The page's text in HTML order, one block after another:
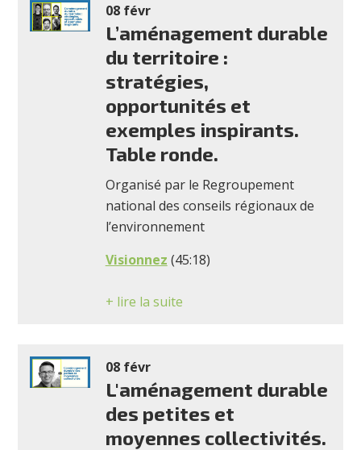
08 févr
L’aménagement durable
du territoire :
stratégies,
opportunités et
exemples inspirants.
Table ronde.
Organisé par le Regroupement
national des conseils régionaux de
l’environnement
Visionnez (45:18)
+ lire la suite
08 févr
L'aménagement durable
des petites et
moyennes collectivités.